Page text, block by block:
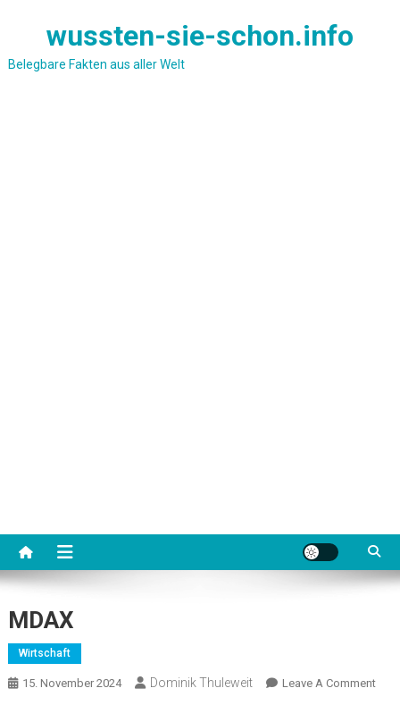
wussten-sie-schon.info
Belegbare Fakten aus aller Welt
MDAX
Wirtschaft
15. November 2024 Dominik Thuleweit Leave A CommentOn